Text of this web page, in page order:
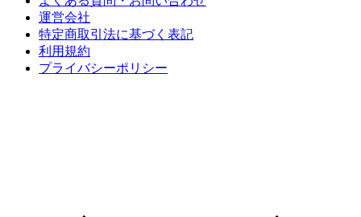
運営会社
特定商取引法に基づく表記
利用規約
プライバシーポリシー